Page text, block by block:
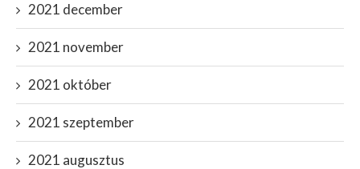
2021 december
2021 november
2021 október
2021 szeptember
2021 augusztus